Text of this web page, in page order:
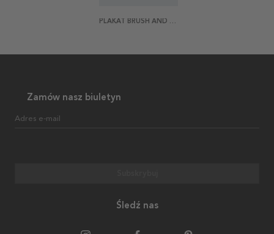
PLAKAT BRUSH AND BRUSH
Zamów nasz biuletyn
Adres e-mail
Śledź nas